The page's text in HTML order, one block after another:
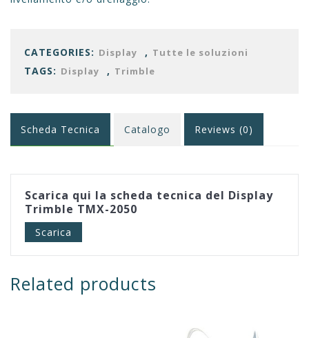
CATEGORIES: Display , Tutte le soluzioni
TAGS: Display , Trimble
Reviews (0)
Scheda Tecnica Catalogo
Scarica qui la scheda tecnica del Display
Trimble TMX-2050
Scarica
Related products